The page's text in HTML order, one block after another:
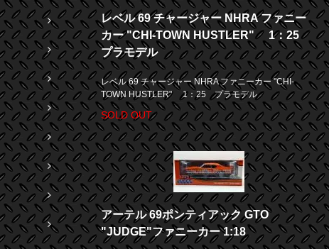
レベル 69 チャージャー NHRA ファニー
カー "CHI-TOWN HUSTLER" 1：25
プラモデル
レベル 69 チャージャー NHRA ファニーカー "CHI-
TOWN HUSTLER" 1：25 プラモデル
SOLD OUT
アーテル 69ポンティアック GTO
"JUDGE"ファニーカー 1:18